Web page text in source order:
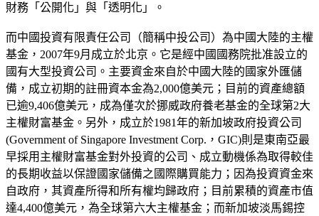
財務「公開化」與「透明化」。
而中國投資有限責任公司（簡稱中投公司）為中國大陸的主權
基金，2007年9月成立於北京。它是經中國國務院批准設立的
國有大型投資公司。主要資金來自於中國大陸的國家外匯儲
備，成立初期的註冊資本金為2,000億美元；目前的資產總額
已逾9,406億美元，成為僅次於挪威政府養老基金的全球第2大
主權財富基金。另外，成立於1981年的新加坡政府投資公司
(Government of Singapore Investment Corp.，GIC)則是東南亞最
早採用主權財富基金對外投資的公司、成立動機係為取得較佳
的長期收益以保證國家儲備之國際購買能力；因為投資資金來
自政府，其資產所得和所有權均歸政府；目前累積的資產市值
達4,400億美元，為全球第六大主權基金；而新加坡淡馬錫控